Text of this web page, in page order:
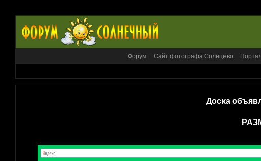
Форум Сайт фотографа Солнцево
Доска